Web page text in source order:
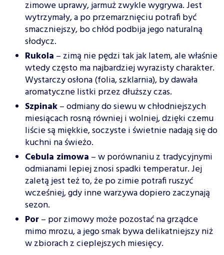
zimowe uprawy, jarmuż zwykle wygrywa. Jest
wytrzymały, a po przemarznięciu potrafi być
smaczniejszy, bo chłód podbija jego naturalną
słodycz.
Rukola – zimą nie pędzi tak jak latem, ale właśnie
wtedy często ma najbardziej wyrazisty charakter.
Wystarczy osłona (folia, szklarnia), by dawała
aromatyczne listki przez dłuższy czas.
Szpinak– odmiany do siewu w chłodniejszych
miesiącach rosną równiej i wolniej, dzięki czemu
liście są miękkie, soczyste i świetnie nadają się do
kuchni na świeżo.
Cebula zimowa – w porównaniu z tradycyjnymi
odmianami lepiej znosi spadki temperatur. Jej
zaletą jest też to, że po zimie potrafi ruszyć
wcześniej, gdy inne warzywa dopiero zaczynają
sezon.
Por– por zimowy może pozostać na grządce
mimo mrozu, a jego smak bywa delikatniejszy niż
w zbiorach z cieplejszych miesięcy.